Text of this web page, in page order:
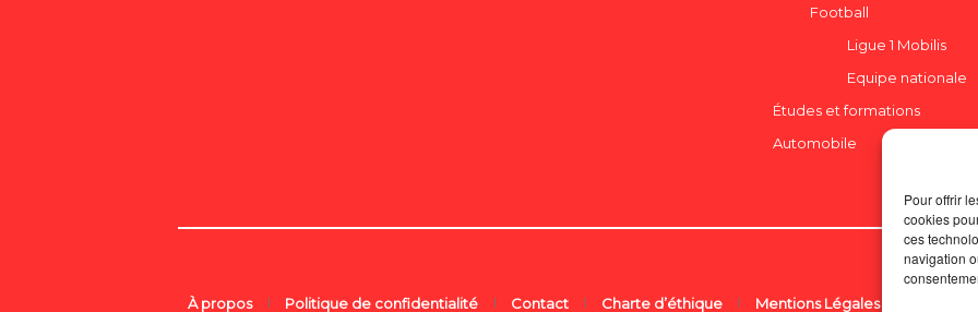
Pour offrir
cookies
ces
navigation
Football
Ligue 1 Mobilis
Equipe nationale
Études et formations
Automobile
À propos Politique de confidentialité Contact Charte d’éthique Mentions Légales